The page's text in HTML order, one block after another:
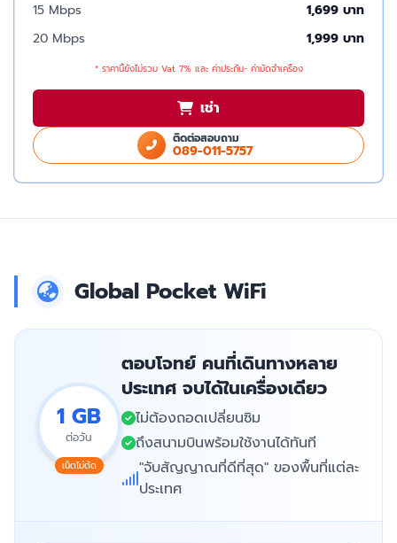
15 Mbps
1,699 บาท
20 Mbps
1,999 บาท
* ราคานี้ยังไม่รวม Vat 7% และ ค่าประกัน- ค่ามัดจำเครื่อง
เช่า
ติดต่อสอบถาม
089-011-5757
Global Pocket WiFi
1 GB
ต่อวัน
เน็ตไม่ตัด
ตอบโจทย์ คนที่เดินทางหลาย
ประเทศ จบได้ในเครื่องเดียว
ไม่ต้องถอดเปลี่ยนซิม
ถึงสนามบินพร้อมใช้งานได้ทันที
"จับสัญญาณที่ดีที่สุด" ของพื้นที่แต่ละ
ประเทศ